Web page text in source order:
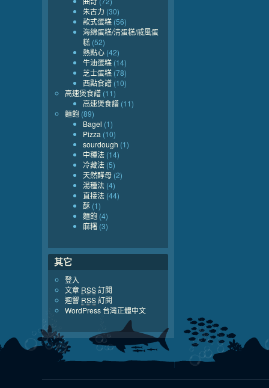
朱古力 (30)
款式蛋糕 (56)
海綿蛋糕/清蛋糕/戚風蛋
糕 (52)
熱點心 (42)
牛油蛋糕 (14)
芝士蛋糕 (78)
西點食譜 (10)
高速煲食譜 (11)
高速煲食譜 (11)
麵飽 (89)
Bagel (1)
Pizza (10)
sourdough (1)
中種法 (14)
冷藏法 (5)
天然酵母 (2)
湯種法 (4)
直接法 (44)
酥 (1)
麵飽 (4)
麻糬 (3)
其它
登入
文章 RSS訂閱
迴響 RSS訂閱
WordPress 台灣正體中文